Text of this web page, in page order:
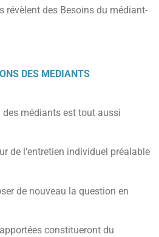
révèlent des Besoins du médiant-
DES MEDIANTS
des médiants est tout aussi
de l’entretien individuel préalable
de nouveau la question en
constitueront du